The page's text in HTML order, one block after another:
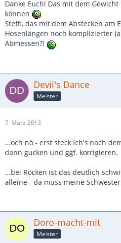
Danke Euch! Das mit dem
können
Steffi, das mit dem Abstecken am
Hosenlängen noch komplizierter
Abmessen?!
Devil's Dance
Meister
7. März 2013
...och nö - erst steck ich's nach
dann gucken und ggf. korrigieren.
...bei Röcken ist das deutlich
alleine - da muss meine
Doro-macht-mit
Meister